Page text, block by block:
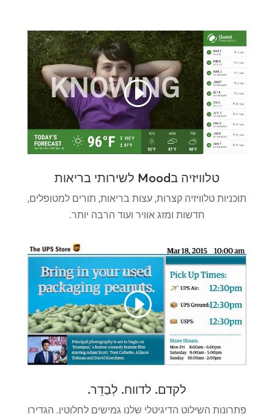
טלוויזיה בMood לשירותי בריאות
תוכניות טלוויזיה קצרות, עצות בריאות, תורים למטופלים,
חדשות ומזג אוויר ועוד הרבה יותר.
לקדם. לדווח. לְבַדֵר.
פתרונות השילוט הדיגיטלי שלנו גמישים לחלוטין. הגדירו